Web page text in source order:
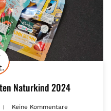
Naturkind 2024
Keine Kommentare